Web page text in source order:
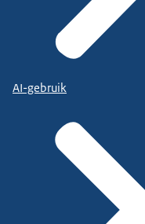
AI-gebruik